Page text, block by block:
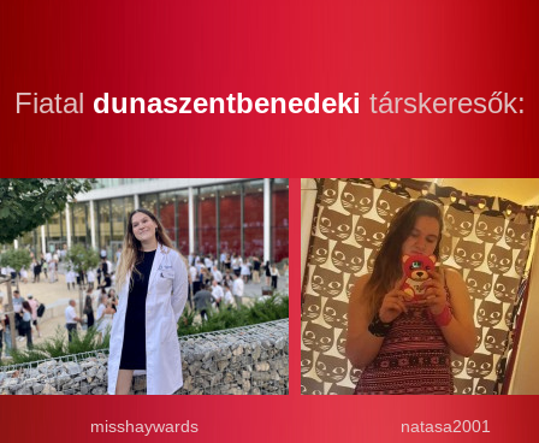
Fiatal dunaszentbenedeki társkeresők:
misshaywards
natasa2001